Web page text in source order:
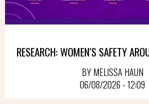
RESEARCH: WOMEN'S SAFETY
BY MELISSA HAUN
06/08/2026 - 12:09